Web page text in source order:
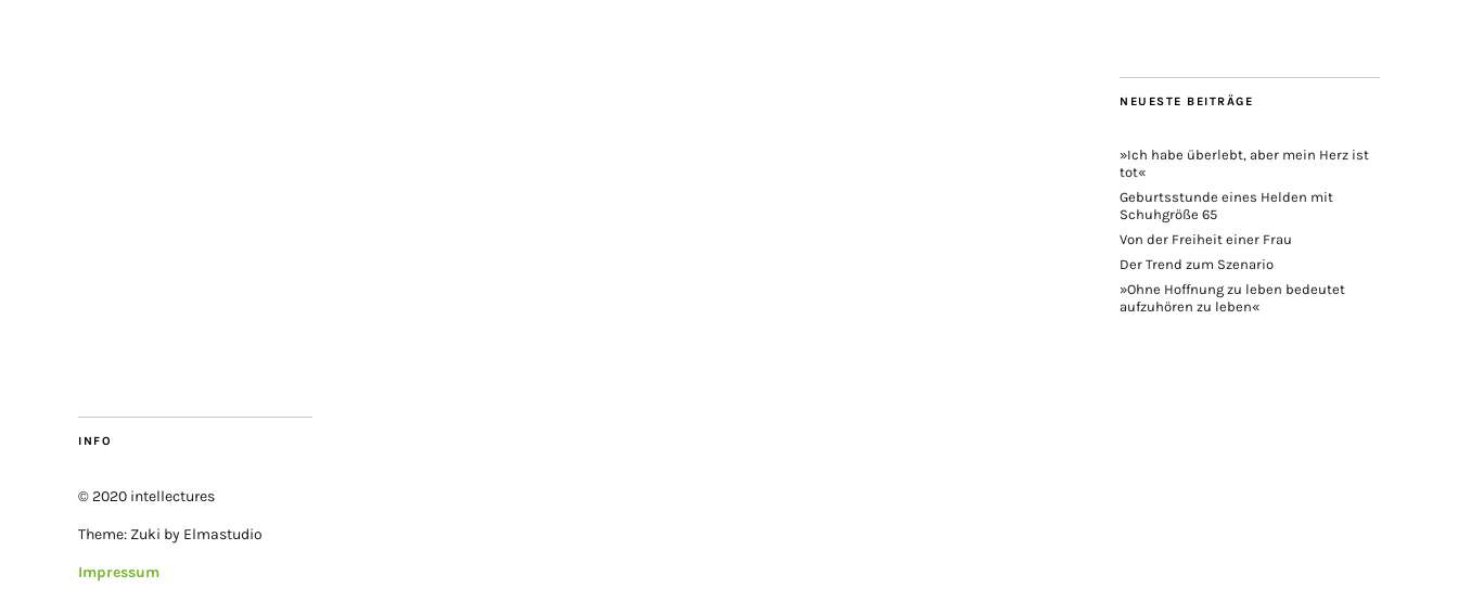
NEUESTE BEITRÄGE
»Ich habe überlebt, aber mein Herz ist
tot«
Geburtsstunde eines Helden mit
Schuhgröße 65
Von der Freiheit einer Frau
Der Trend zum Szenario
»Ohne Hoffnung zu leben bedeutet
aufzuhören zu leben«
INFO
© 2020 intellectures
Theme: Zuki by Elmastudio
Impressum